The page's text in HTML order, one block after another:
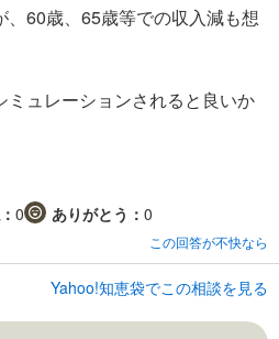
60歳、65歳等での収入減も想
ミュレーションされると良いか
0 ありがとう： 0
この回答が不快なら
Yahoo!知恵袋でこの相談を見る